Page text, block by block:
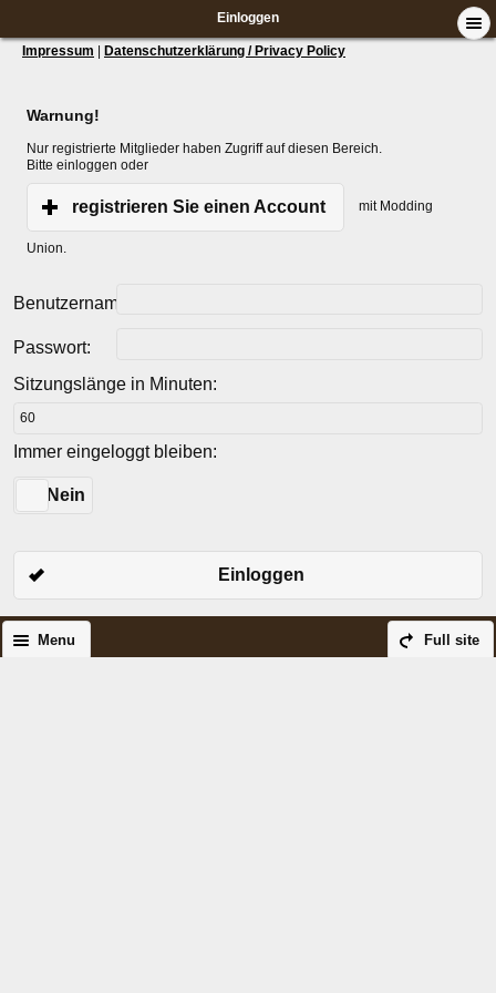
Einloggen
Impressum Datenschutzerklärung / Privacy Policy
Warnung!
Nur registrierte Mitglieder haben Zugriff auf diesen Bereich.
Bitte einloggen oder
registrieren Sie einen Account mit Modding
Union.
Benutzername:
Passwort:
Sitzungslänge in Minuten:
Immer eingeloggt bleiben:
Nein
Einloggen
Full site
Menu